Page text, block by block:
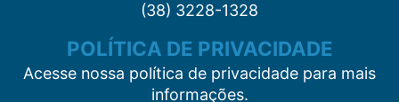
(38) 3228-1328
POLÍTICA DE PRIVACIDADE
Acesse nossa política de privacidade para mais
informações.